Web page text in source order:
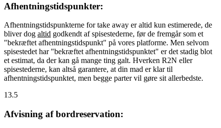
Afhentningstidspunkter:
Afhentningstidspunkterne for take away er altid kun estimerede, de
bliver dog altid godkendt af spisestederne, før de fremgår som et
"bekræftet afhentningstidspunkt" på vores platforme. Men selvom
spisestedet har "bekræftet afhentningstidspunktet" er det stadig blot
et estimat, da der kan gå mange ting galt. Hverken R2N eller
spisestederne, kan altså garantere, at din mad er klar til
afhentningstidspunktet, men begge parter vil gøre sit allerbedste.
13.5
Afvisning af bordreservation: